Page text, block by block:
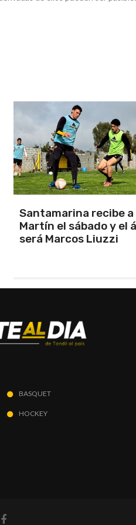
Los Pumas se
enfrentar a
BASQUET
HOCKEY